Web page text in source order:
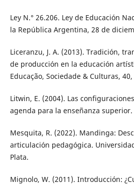
Ley N.° 26.206. Ley de Educación
la República Argentina, 28 de
Liceranzu, J. A. (2013). Tradición,
de producción en la educación
Educação, Sociedade & Culturas, 40,
Litwin, E. (2004). Las
agenda para la enseñanza superior.
Mesquita, R. (2022). Mandinga:
articulación pedagógica.
Plata.
Mignolo, W. (2011). Introducción: